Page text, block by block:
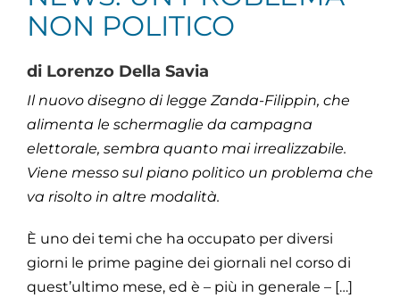
NON POLITICO
di Lorenzo Della Savia
Il nuovo disegno di legge Zanda-Filippin, che
alimenta le schermaglie da campagna
elettorale, sembra quanto mai irrealizzabile.
Viene messo sul piano politico un problema che
va risolto in altre modalità.
È uno dei temi che ha occupato per diversi
giorni le prime pagine dei giornali nel corso di
quest’ultimo mese, ed è – più in generale – […]